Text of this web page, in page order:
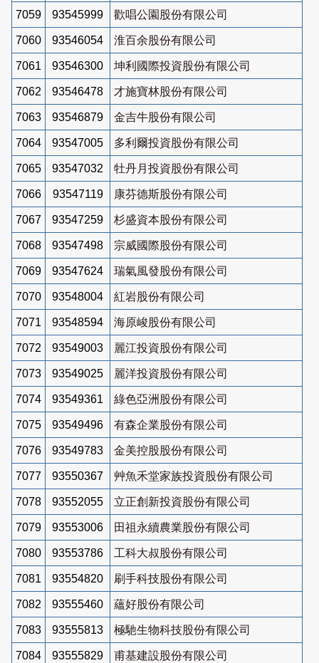
7059 93545999 歡唱公園股份有限公司
7060 93546054 淮百余股份有限公司
7061 93546300 坤利國際投資股份有限公司
7062 93546478 才施寶林股份有限公司
7063 93546879 金吉牛股份有限公司
7064 93547005 多利爾投資股份有限公司
7065 93547032 牡丹月投資股份有限公司
7066 93547119 康芬德斯股份有限公司
7067 93547259 杉盛資本股份有限公司
7068 93547498 宗威國際股份有限公司
7069 93547624 瑞氣風發股份有限公司
7070 93548004 紅岩股份有限公司
7071 93548594 海原峻股份有限公司
7072 93549003 麗江投資股份有限公司
7073 93549025 麗洋投資股份有限公司
7074 93549361 綠色亞洲股份有限公司
7075 93549496 有森企業股份有限公司
7076 93549783 金美控股股份有限公司
7077 93550367 艸魚禾堂家族投資股份有限公司
7078 93552055 立正創新投資股份有限公司
7079 93553006 田祖永續農業股份有限公司
7080 93553786 工科大叔股份有限公司
7081 93554820 刷手科技股份有限公司
7082 93555460 蘊好股份有限公司
7083 93555813 極馳生物科技股份有限公司
7084 93555829 甫基建設股份有限公司